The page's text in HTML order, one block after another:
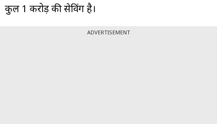
कुल ₹1 करोड़ की सेविंग है।
ADVERTISEMENT